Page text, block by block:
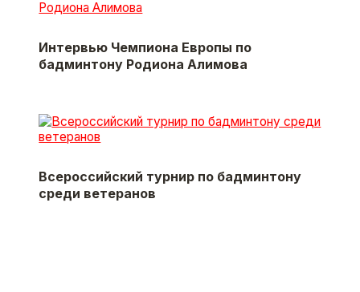
Интервью Чемпиона Европы по
бадминтону Родиона Алимова
Всероссийский турнир по бадминтону
среди ветеранов